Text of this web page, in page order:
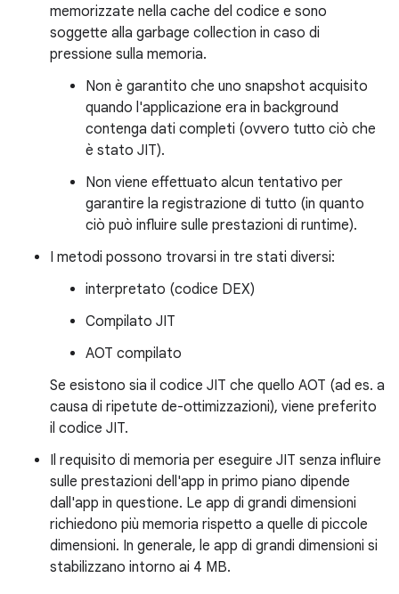
memorizzate nella cache del codice e sono
soggette alla garbage collection in caso di
pressione sulla memoria.
Non è garantito che uno snapshot acquisito
quando l'applicazione era in background
contenga dati completi (ovvero tutto ciò che
è stato JIT).
Non viene effettuato alcun tentativo per
garantire la registrazione di tutto (in quanto
ciò può influire sulle prestazioni di runtime).
I metodi possono trovarsi in tre stati diversi:
interpretato (codice DEX)
Compilato JIT
AOT compilato
Se esistono sia il codice JIT che quello AOT (ad es. a
causa di ripetute de-ottimizzazioni), viene preferito
il codice JIT.
Il requisito di memoria per eseguire JIT senza influire
sulle prestazioni dell'app in primo piano dipende
dall'app in questione. Le app di grandi dimensioni
richiedono più memoria rispetto a quelle di piccole
dimensioni. In generale, le app di grandi dimensioni si
stabilizzano intorno ai 4 MB.